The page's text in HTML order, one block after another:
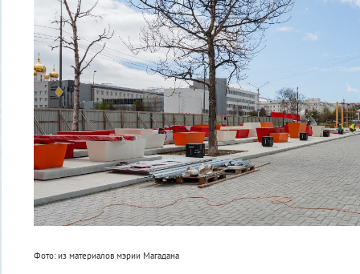
Фото: из материалов мэрии Магадана